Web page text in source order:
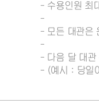
- 수용인원 최
-
- 모든 대관은
-
- 다음 달 대관
- (예시 : 당일